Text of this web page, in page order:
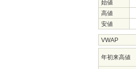
始値
高値
安値
VWAP
年初来高値